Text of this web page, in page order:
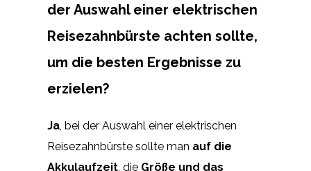
der Auswahl einer elektrischen
Reisezahnbürste achten sollte,
um die besten Ergebnisse zu
erzielen?
Ja, bei der Auswahl einer elektrischen
Reisezahnbürste sollte man auf die
Akkulaufzeit, die Größe und das